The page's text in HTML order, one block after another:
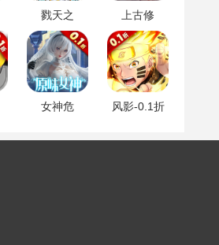
戮天之
上古修
神归来
女神危
风影-0.1折